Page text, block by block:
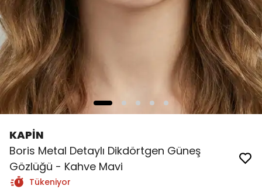
KAPİN
Boris Metal Detaylı Dikdörtgen Güneş
Gözlüğü - Kahve Mavi
Tükeniyor